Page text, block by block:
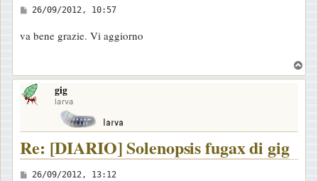
M
s
a
g
o
26/09/2012, 10:57
va bene grazie. Vi aggiorno
o
gig
larva
Re: [DIARIO] Solenopsis fugax di gig
M
26/09/2012, 13:12